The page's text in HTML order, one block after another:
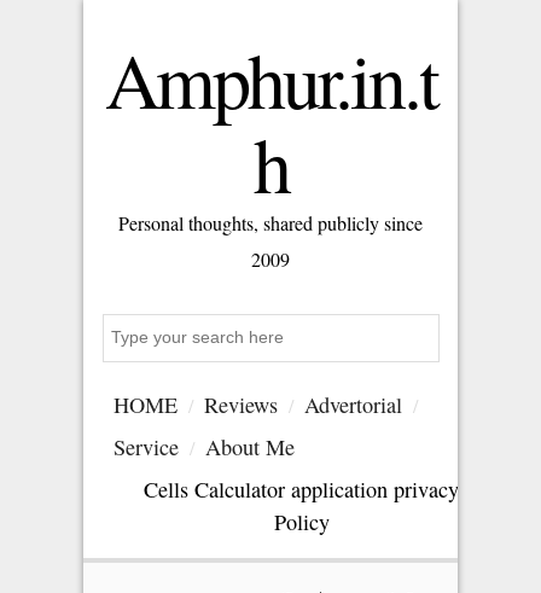
Amphur.in.t
h
Personal thoughts, shared publicly since
2009
e
HOME Reviews
Advertorial
Service
About Me
Cells Calculator application privacy
Policy